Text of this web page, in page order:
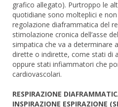
grafico allegato). Purtroppo le
quotidiane sono molteplici e
regolazione diaframmatica del
stimolazione cronica dell’asse
simpatica che va a determinare
dirette o indirette, come stati di
oppure stati infiammatori che
cardiovascolari.
RESPIRAZIONE
INSPIRAZIONE ESPIRAZIONE